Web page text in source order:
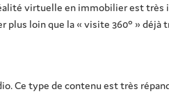
virtuelle en immobilier est
loin que la « visite 360° »
Ce type de contenu est très